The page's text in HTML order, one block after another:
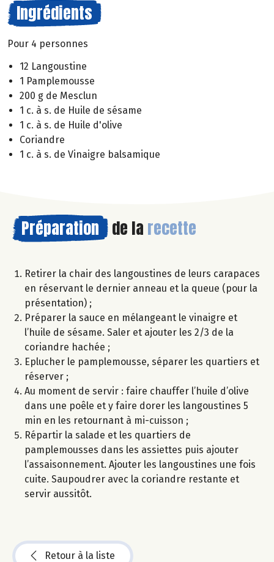
Ingrédients
Pour 4 personnes
12 Langoustine
1 Pamplemousse
200 g de Mesclun
1 c. à s. de Huile de sésame
1 c. à s. de Huile d'olive
Coriandre
1 c. à s. de Vinaigre balsamique
Préparation de la recette
Retirer la chair des langoustines de leurs carapaces
en réservant le dernier anneau et la queue (pour la
présentation) ;
Préparer la sauce en mélangeant le vinaigre et
l’huile de sésame. Saler et ajouter les 2/3 de la
coriandre hachée ;
Eplucher le pamplemousse, séparer les quartiers et
réserver ;
Au moment de servir : faire chauffer l’huile d’olive
dans une poêle et y faire dorer les langoustines 5
min en les retournant à mi-cuisson ;
Répartir la salade et les quartiers de
pamplemousses dans les assiettes puis ajouter
l’assaisonnement. Ajouter les langoustines une fois
cuite. Saupoudrer avec la coriandre restante et
servir aussitôt.
Retour à la liste